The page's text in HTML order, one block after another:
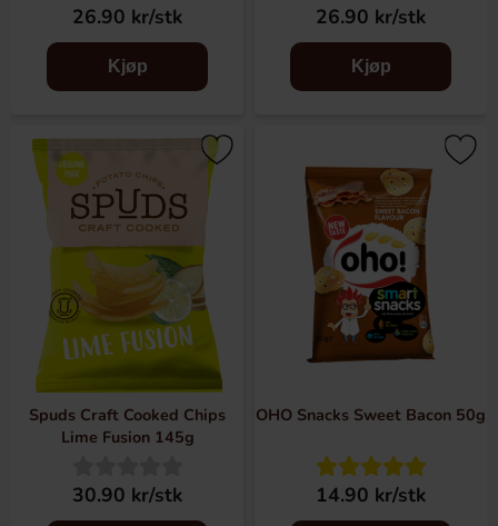
26.90 kr/stk
Kjøp
26.90 kr/stk
Kjøp
Spuds Craft Cooked Chips
Lime Fusion 145g
30.90 kr/stk
OHO Snacks Sweet Bacon 50g
14.90 kr/stk